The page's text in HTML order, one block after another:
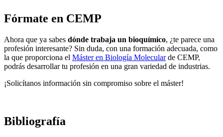
Fórmate en CEMP
Ahora que ya sabes dónde trabaja un bioquímico, ¿te parece una
profesión interesante? Sin duda, con una formación adecuada, como
la que proporciona el Máster en Biología Molecularde CEMP,
podrás desarrollar tu profesión en una gran variedad de industrias.
¡Solicítanos información sin compromiso sobre el máster!
Bibliografía